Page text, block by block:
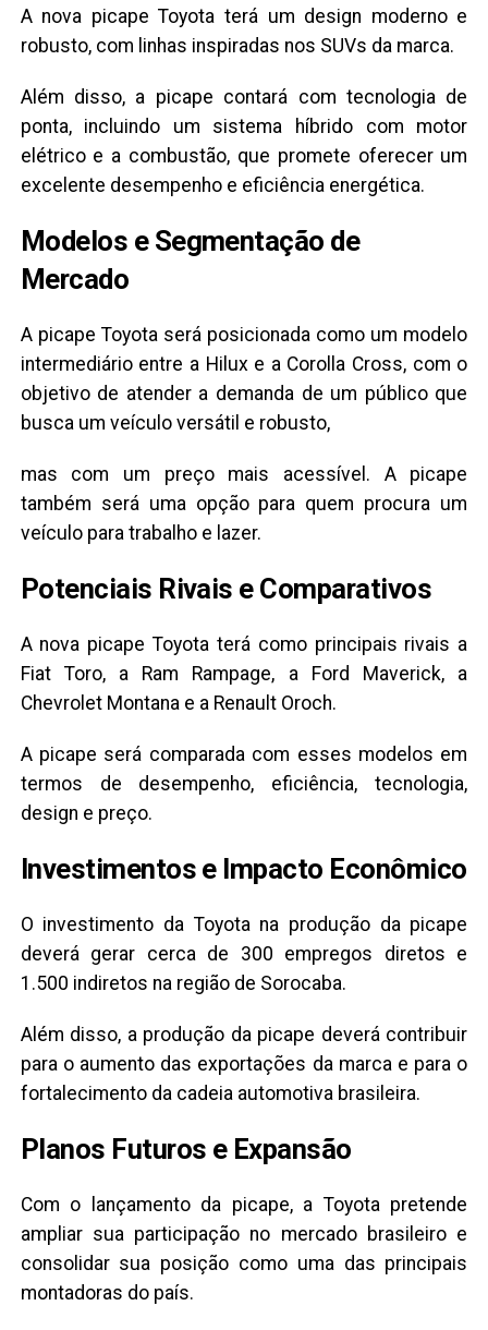
A nova picape Toyota terá um design moderno e
robusto, com linhas inspiradas nos SUVs da marca.
Além disso, a picape contará com tecnologia de
ponta, incluindo um sistema híbrido com motor
elétrico e a combustão, que promete oferecer um
excelente desempenho e eficiência energética.
Modelos e Segmentação de
Mercado
A picape Toyota será posicionada como um modelo
intermediário entre a Hilux e a Corolla Cross, com o
objetivo de atender a demanda de um público que
busca um veículo versátil e robusto,
mas com um preço mais acessível. A picape
também será uma opção para quem procura um
veículo para trabalho e lazer.
Potenciais Rivais e Comparativos
A nova picape Toyota terá como principais rivais a
Fiat Toro, a Ram Rampage, a Ford Maverick, a
Chevrolet Montana e a Renault Oroch.
A picape será comparada com esses modelos em
termos de desempenho, eficiência, tecnologia,
design e preço.
Investimentos e Impacto Econômico
O investimento da Toyota na produção da picape
deverá gerar cerca de 300 empregos diretos e
1.500 indiretos na região de Sorocaba.
Além disso, a produção da picape deverá contribuir
para o aumento das exportações da marca e para o
fortalecimento da cadeia automotiva brasileira.
Planos Futuros e Expansão
Com o lançamento da picape, a Toyota pretende
ampliar sua participação no mercado brasileiro e
consolidar sua posição como uma das principais
montadoras do país.